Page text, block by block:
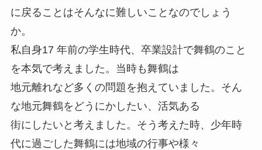
に戻ることはそんなに難しいことなのでしょう
か。
私自身17 年前の学生時代、卒業設計で舞鶴のこと
を本気で考えました。当時も舞鶴は
地元離れなど多くの問題を抱えていました。そん
な地元舞鶴をどうにかしたい、活気ある
街にしたいと考えました。そう考えた時、少年時
代に過ごした舞鶴には地域の行事や様々